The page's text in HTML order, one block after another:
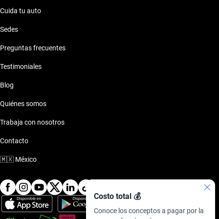
Costo total 💰
Conoce los conceptos a pagar por la
Cuida tu auto
Sedes
Preguntas frecuentes
Testimoniales
Blog
Quiénes somos
Trabaja con nosotros
Contacto
🇲🇽 México